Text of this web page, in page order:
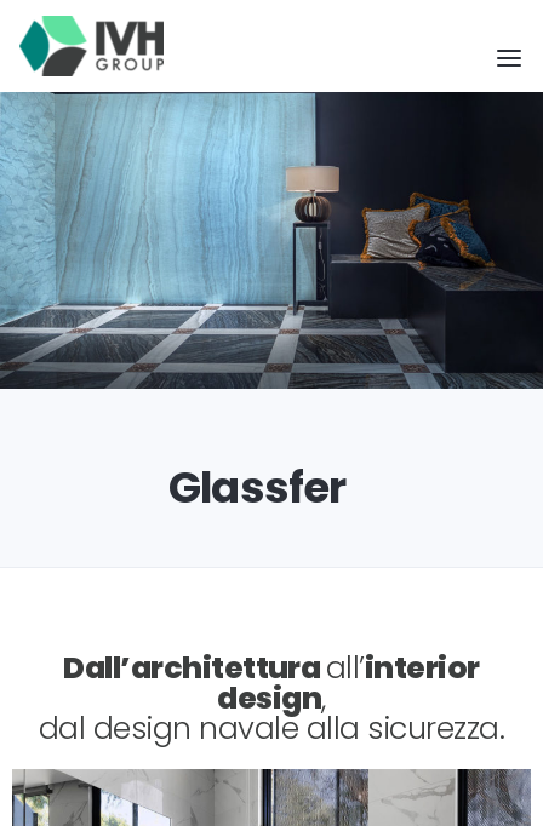
Glassfer
Dall’architetturaall’interior
design,
dal design navale alla sicurezza.